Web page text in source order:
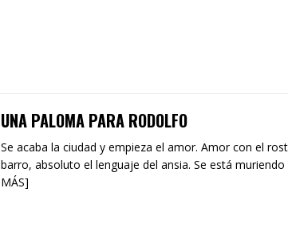
UNA PALOMA PARA RODOLFO
Se acaba la ciudad y empieza el amor. Amor con el
barro, absoluto el lenguaje del ansia. Se está muriendo
MÁS]